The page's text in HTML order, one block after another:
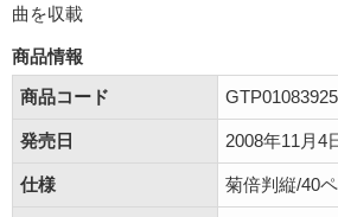
曲を収載
商品情報
商品コード
GTP01083925
発売日 2008年11月4
仕様 菊倍判縦/40